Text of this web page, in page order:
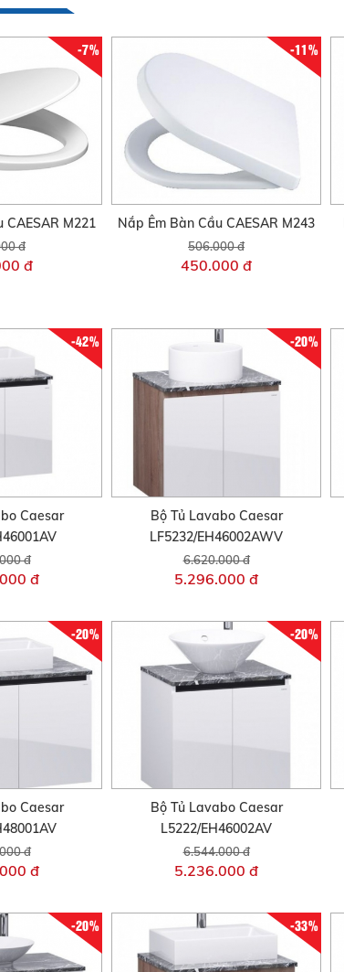
-7%
CAESAR M221
đ
đ
-11%
Nắp Êm Bàn Cầu CAESAR M243
506.000 đ
450.000 đ
-42%
Caesar
đ
đ
-20%
Bộ Tủ Lavabo Caesar
LF5232/EH46002AWV
6.620.000 đ
5.296.000 đ
-20%
Caesar
đ
đ
-20%
Bộ Tủ Lavabo Caesar
L5222/EH46002AV
6.544.000 đ
5.236.000 đ
-20% -33%